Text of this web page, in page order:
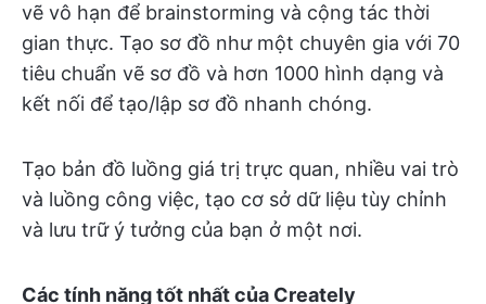
vẽ vô hạn để brainstorming và cộng tác thời
gian thực. Tạo sơ đồ như một chuyên gia với 70
tiêu chuẩn vẽ sơ đồ và hơn 1000 hình dạng và
kết nối để tạo/lập sơ đồ nhanh chóng.
Tạo bản đồ luồng giá trị trực quan, nhiều vai trò
và luồng công việc, tạo cơ sở dữ liệu tùy chỉnh
và lưu trữ ý tưởng của bạn ở một nơi.
Các tính năng tốt nhất của Creately